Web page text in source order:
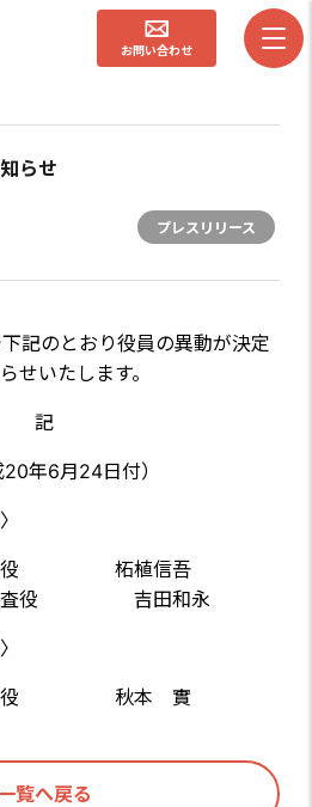
お問い合わせ
らせ
プレスリリース
記のとおり役員の異動が決定
せいたします。
記
年6月24日付）
柘植信吾
田和永
秋本 實
覧へ戻る